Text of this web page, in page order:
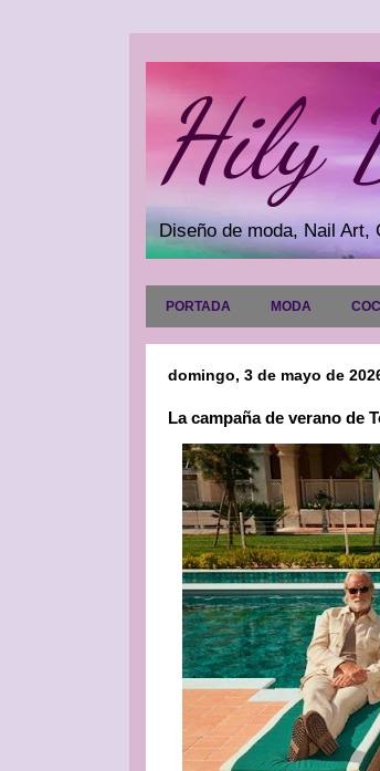
Hily
Diseño de moda, Nail Art,
PORTADA MODA
domingo, 3 de mayo de
La campaña de verano de